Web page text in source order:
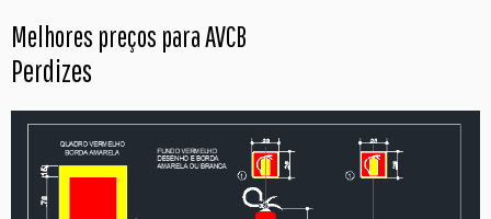
Melhores preços para AVCB
Perdizes